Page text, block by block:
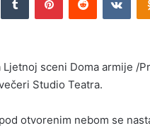
sceni Doma armije /
Studio Teatra.
otvorenim nebom se